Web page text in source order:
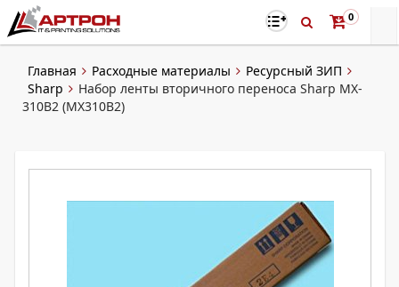
0
Главная Расходные материалы
Ресурсный ЗИП
Sharp
Набор ленты вторичного переноса Sharp MX-
310B2 (MX310B2)